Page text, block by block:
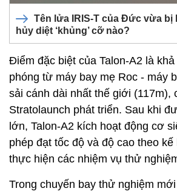
Tên lửa IRIS-T của Đức vừa bị
hủy diệt ‘khủng’ cỡ nào?
Điểm đặc biệt của Talon-A2 là
phóng từ máy bay mẹ Roc - máy
sải cánh dài nhất thế giới (117m),
Stratolaunch phát triển. Sau khi
lớn, Talon-A2 kích hoạt động cơ
phép đạt tốc độ và độ cao theo
thực hiện các nhiệm vụ thử
Trong chuyến bay thử nghiệm